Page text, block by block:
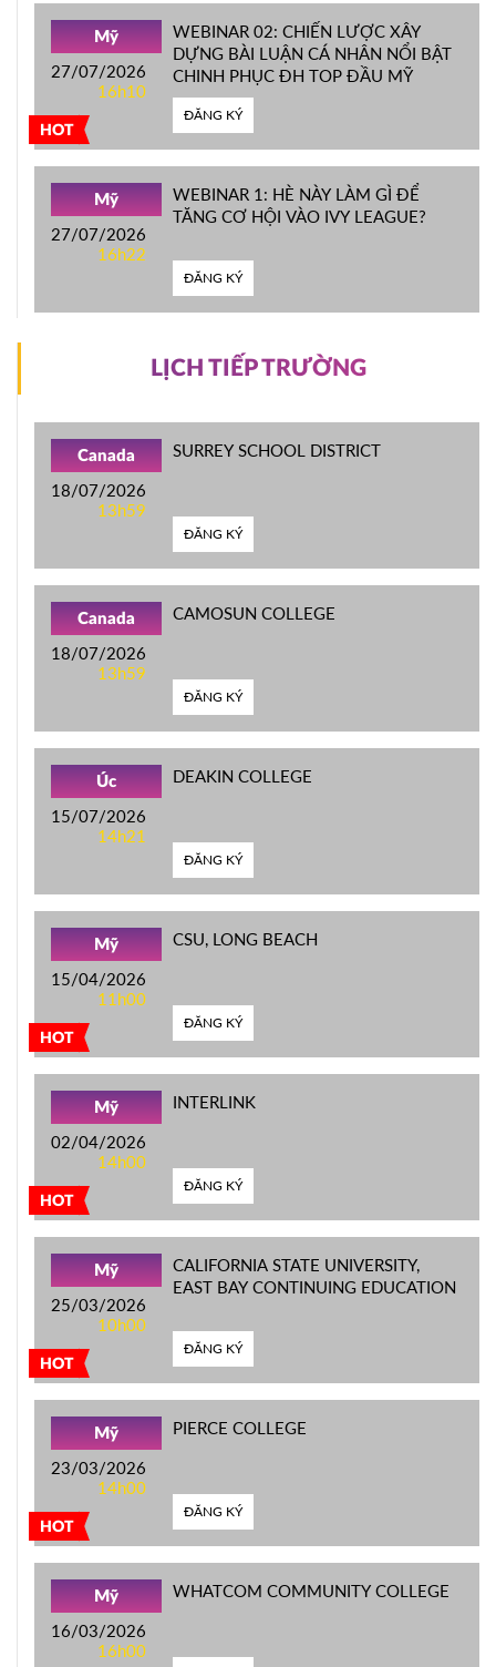
HOT
Mỹ
27/07/2026
16h10
WEBINAR 02: CHIẾN LƯỢC XÂY
DỰNG BÀI LUẬN CÁ NHÂN NỔI BẬT
CHINH PHỤC ĐH TOP ĐẦU MỸ
ĐĂNG KÝ
Mỹ
27/07/2026
16h22
WEBINAR 1: HÈ NÀY LÀM GÌ ĐỂ
TĂNG CƠ HỘI VÀO IVY LEAGUE?
ĐĂNG KÝ
LỊCH TIẾP TRƯỜNG
Canada
18/07/2026
13h59
SURREY SCHOOL DISTRICT
ĐĂNG KÝ
Canada
18/07/2026
13h59
CAMOSUN COLLEGE
ĐĂNG KÝ
Úc
15/07/2026
14h21
DEAKIN COLLEGE
ĐĂNG KÝ
HOT
Mỹ
15/04/2026
11h00
CSU, LONG BEACH
ĐĂNG KÝ
HOT
Mỹ
02/04/2026
14h00
INTERLINK
ĐĂNG KÝ
HOT
Mỹ
25/03/2026
10h00
CALIFORNIA STATE UNIVERSITY,
EAST BAY CONTINUING EDUCATION
ĐĂNG KÝ
HOT
Mỹ
23/03/2026
14h00
PIERCE COLLEGE
ĐĂNG KÝ
Mỹ
16/03/2026
16h00
WHATCOM COMMUNITY COLLEGE